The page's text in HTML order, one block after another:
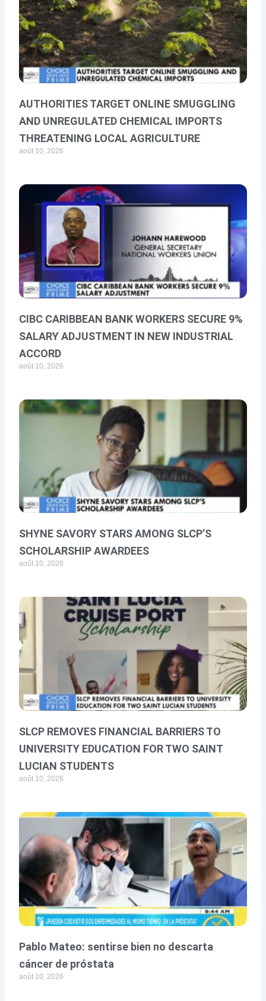
AUTHORITIES TARGET ONLINE SMUGGLING
AND UNREGULATED CHEMICAL IMPORTS
THREATENING LOCAL AGRICULTURE
août 10, 2026
CIBC CARIBBEAN BANK WORKERS SECURE 9%
SALARY ADJUSTMENT IN NEW INDUSTRIAL
ACCORD
août 10, 2026
SHYNE SAVORY STARS AMONG SLCP’S
SCHOLARSHIP AWARDEES
août 10, 2026
SLCP REMOVES FINANCIAL BARRIERS TO
UNIVERSITY EDUCATION FOR TWO SAINT
LUCIAN STUDENTS
août 10, 2026
Pablo Mateo: sentirse bien no descarta
cáncer de próstata
août 10, 2026